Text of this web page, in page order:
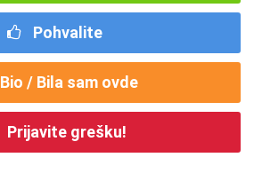
Pohvalite
Bio / Bila sam ovde
Prijavite grešku!